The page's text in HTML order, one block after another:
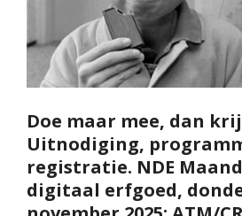
Doe maar mee, dan
Uitnodiging,
registratie. NDE
digitaal erfgoed,